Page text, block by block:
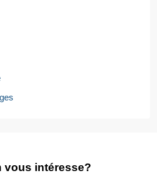
vous intéresse?